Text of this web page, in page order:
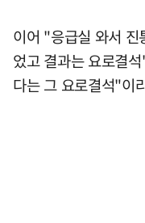
이어 "응급실 와서
었고 결과는 요로결
다는 그 요로결석"이